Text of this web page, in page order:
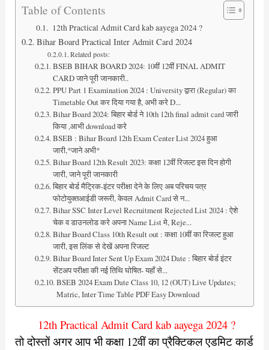
Table of Contents
12th Practical Admit Card kab aayega 2024 ?
Bihar Board Practical Inter Admit Card 2024
Related posts:
BSEB BIHAR BOARD 2024: 10वीं 12वीं FINAL ADMIT
CARD जाने पूरी जानकारी..
PPU Part 1 Examination 2024 : University द्वारा (Regular) का
Timetable Out कर दिया गया है, अभी करे D...
Bihar Board 2024: बिहार बोर्ड ने 10th 12th final admit card जारी
किया ,आभी download करे
BSEB : Bihar Board 12th Exam Center List 2024 हुआ
जारी,*जाने अभी*
Bihar Board 12th Result 2023: कक्षा 12वीं रिजल्ट इस दिन होगी
जारी, जाने पूरी जानकारी
बिहार बोर्ड मैट्रिक-इंटर परीक्षा देने के लिए अब परिचय पत्र
फोटोयुक्तआईडी जरूरी, केवल Admit Card से न...
Bihar SSC Inter Level Recruitment Rejected List 2024 : ऐशे
चेक व डाउनलोड करे अपना Name List मे, Reje...
Bihar Board Class 10th Result out : कक्षा 10वीं का रिजल्ट हुआ
जारी, इस लिंक से देखें अपना रिजल्ट
Bihar Board Inter Sent Up Exam 2024 Date : बिहार बोर्ड इंटर
सेंटअप परीक्षा की नई तिथि घोषित- यहाँ से...
BSEB 2024 Exam Date Class 10, 12 (OUT) Live Updates;
Matric, Inter Time Table PDF Easy Download
12th Practical Admit Card kab aayega 2024 ?
तो दोस्तों अगर आप भी कक्षा 12वीं का प्रैक्टिकल एडमिट कार्ड